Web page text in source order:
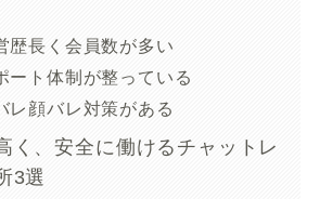
長く会員数が多い
ト体制が整っている
顔バレ対策がある
く、安全に働けるチャットレ
3選